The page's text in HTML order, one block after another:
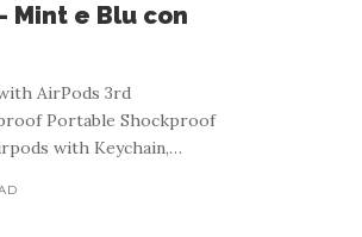
unpacked. Evolve 10 con microfono a
Mint e Blu con
AirPods 3rd
Portable Shockproof
with Keychain,…